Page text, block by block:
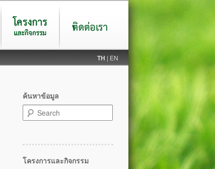
กิจกรรม
TH | EN
ค้นหาข้อมูล
Search
โครงการและกิจกรรม